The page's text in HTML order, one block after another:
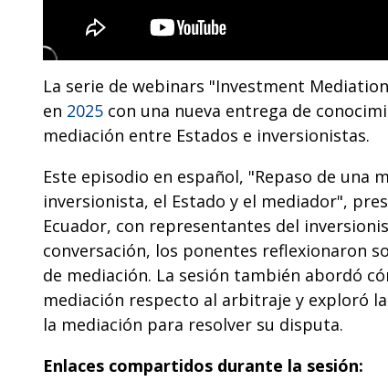
La serie de webinars "Investment
en 2025 con una nueva entrega de
mediación entre Estados e inversionistas.
Este episodio en español, "Repaso de una
inversionista, el Estado y el mediador",
Ecuador, con representantes del
conversación, los ponentes reflexionaron
de mediación. La sesión también abordó
mediación respecto al arbitraje y exploró
la mediación para resolver su disputa.
Enlaces compartidos durante la sesión: